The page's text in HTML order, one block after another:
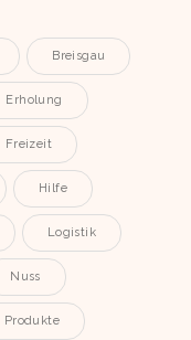
Breisgau
Erholung
Freizeit
Hilfe
Logistik
Nuss
Produkte